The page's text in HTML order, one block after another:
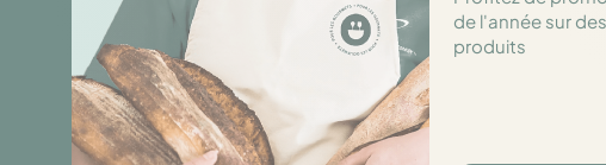
de l'année sur
produits